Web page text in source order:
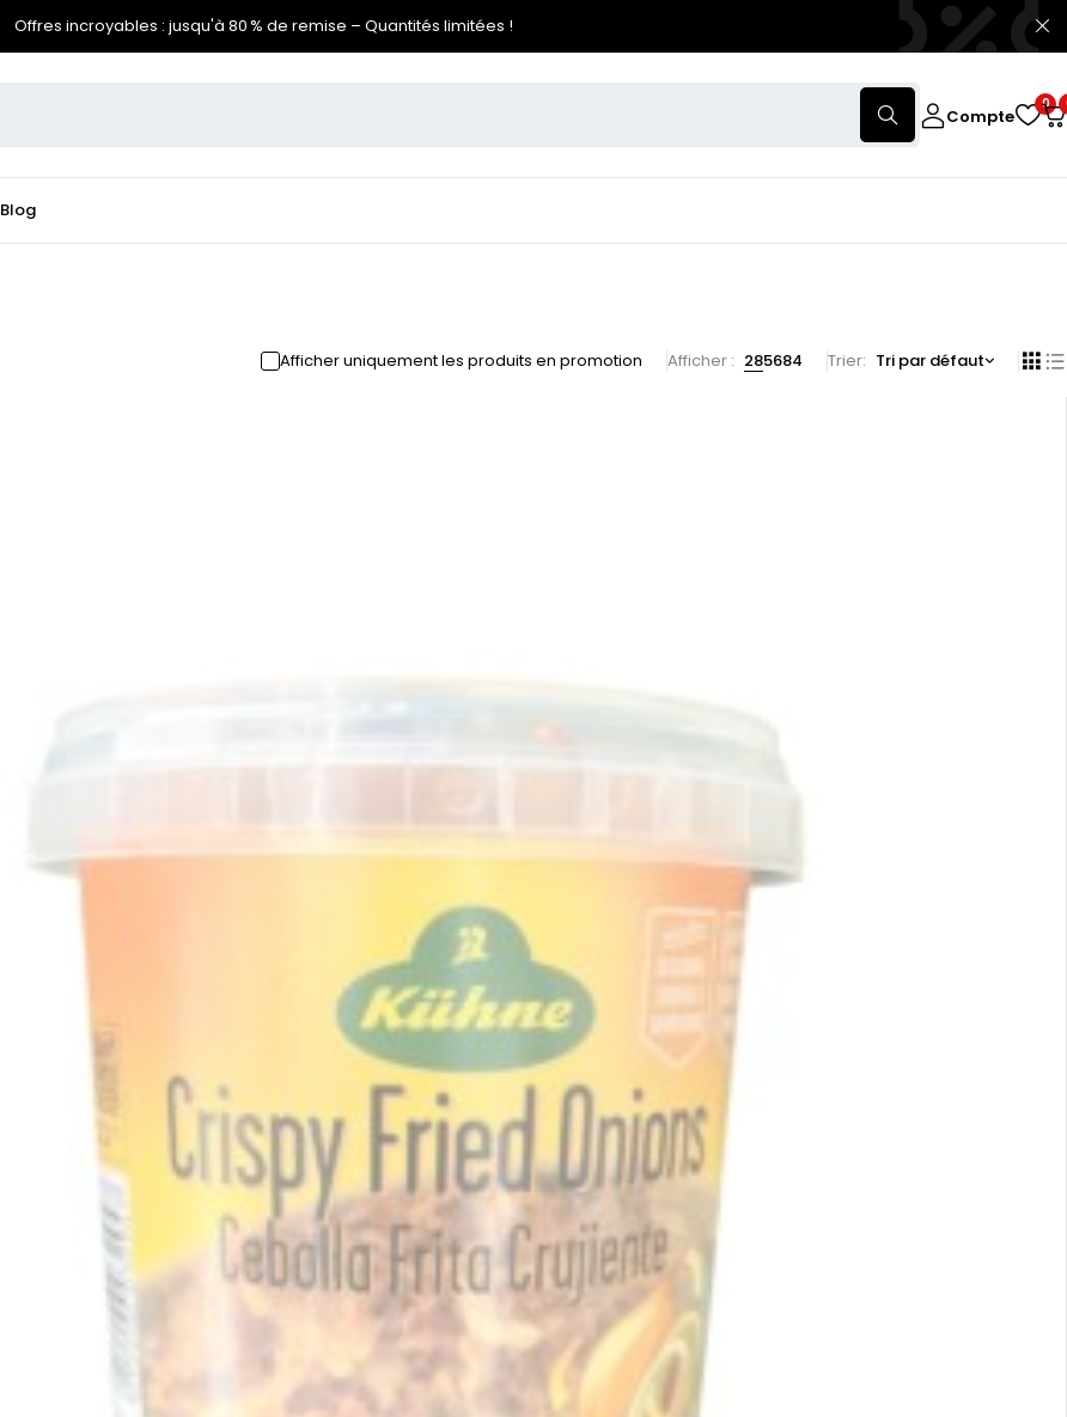
Offres incroyables : jusqu'à 80 % de remise – Quantités limitées !
Compte
0
Blog
Afficher uniquement les produits en promotion Afficher : 285684 Trier Tri par défaut